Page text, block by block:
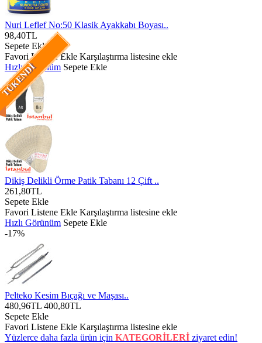
Nuri Leflef No:50 Klasik Ayakkabı Boyası..
98,40TL
Sepete Ekle
Favori Listene Ekle Karşılaştırma listesine ekle
TÜKENDI
Hızlı Görünüm Sepete Ekle
Dikiş Delikli Örme Patik Tabanı 12 Çift ..
261,80TL
Sepete Ekle
Favori Listene Ekle Karşılaştırma listesine ekle
Hızlı Görünüm Sepete Ekle
-17%
Pelteko Kesim Bıçağı ve Maşası..
480,96TL 400,80TL
Sepete Ekle
Favori Listene Ekle Karşılaştırma listesine ekle
Yüzlerce daha fazla ürün için KATEGORİLERİ ziyaret edin!